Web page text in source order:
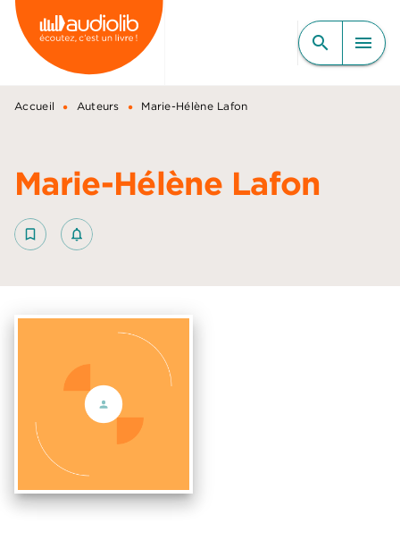
MENU RECHERCHE
CONTENU
PIED DE PAGE
search menu
Accueil • Auteurs • Marie-Hélène Lafon
Marie-Hélène Lafon
bookmark_border notifications_none_outlined